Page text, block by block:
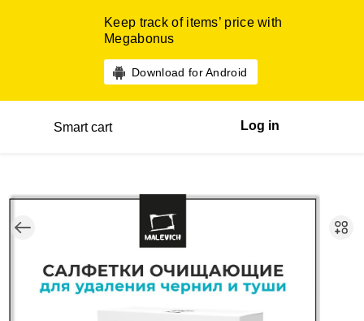
Keep track of items’ price with
Megabonus
Download for Android
Smart cart Log in